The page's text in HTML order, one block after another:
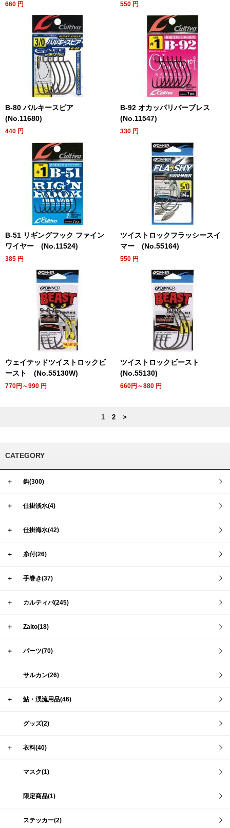
660 円 550 円
B-80 バルキースピア
(No.11680)
440 円
B-92 オカッパリバーブレス
(No.11547)
330 円
B-51 リギングフック ファイン
ワイヤー (No.11524)
385 円
ツイストロックフラッシースイ
マー (No.55164)
550 円
ウェイテッドツイストロックビ
ースト (No.55130W)
770円～990 円
ツイストロックビースト
(No.55130)
660円～880 円
1 2 >
CATEGORY
＋ 鈎(300)
＋ 仕掛淡水(4)
＋ 仕掛海水(42)
＋ 糸付(26)
＋ 手巻き(37)
＋ カルティバ(245)
＋ Zaito(18)
＋ パーツ(70)
サルカン(26)
＋ 鮎・渓流用品(46)
グッズ(2)
＋ 衣料(40)
マスク(1)
限定商品(1)
ステッカー(2)